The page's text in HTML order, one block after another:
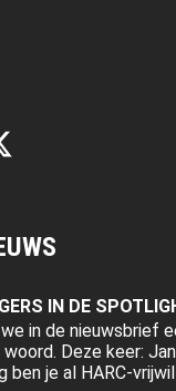
IN DE
in de nieuwsbrief
Deze keer:
ben je al HARC-